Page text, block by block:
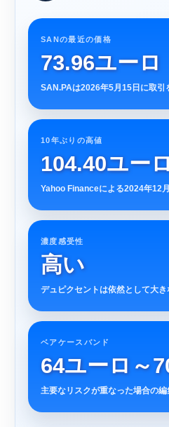
SANの最近の価格
73.96ユーロ
SAN.PAは2026年5月15日に取引
10年ぶりの高値
104.40ユー
Yahoo Financeによる2024年12
濃度感受性
高い
デュピクセントは依然として大
ベアケースバンド
64ユーロ～
主要なリスクが重なった場合の